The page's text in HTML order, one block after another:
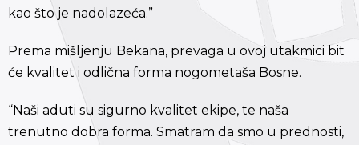
kao što je nadolazeća.”
Prema mišljenju Bekana, prevaga u ovoj utakmici bit
će kvalitet i odlična forma nogometaša Bosne.
“Naši aduti su sigurno kvalitet ekipe, te naša
trenutno dobra forma. Smatram da smo u prednosti,